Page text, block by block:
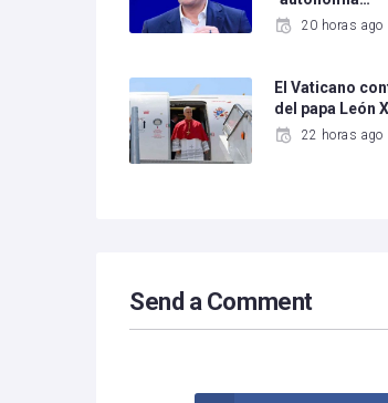
20 horas ago
El Vaticano
del papa León
22 horas ago
Send a Comment